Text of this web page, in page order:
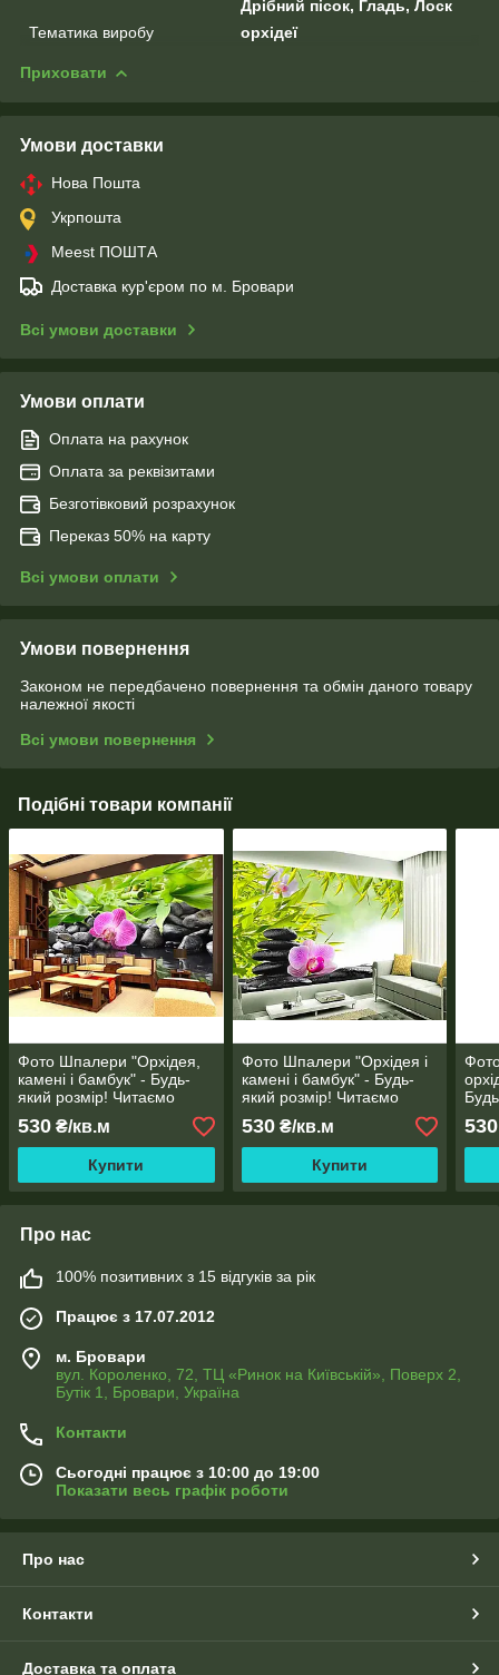
Дрібний пісок, Гладь, Лоск
Тематика виробу
орхідеї
Приховати
Умови доставки
Нова Пошта
Укрпошта
Meest ПОШТА
Доставка кур'єром по м. Бровари
Всі умови доставки
Умови оплати
Оплата на рахунок
Оплата за реквізитами
Безготівковий розрахунок
Переказ 50% на карту
Всі умови оплати
Умови повернення
Законом не передбачено повернення та обмін даного товару
належної якості
Всі умови повернення
Подібні товари компанії
Фото Шпалери "Орхідея,
камені і бамбук" - Будь-
який розмір! Читаємо
опис!
530 ₴/кв.м
Купити
Фото Шпалери "Орхідея і
камені і бамбук" - Будь-
який розмір! Читаємо
опис!
530₴/кв.м
Купити
530
Про нас
100% позитивних з 15 відгуків за рік
Працює з 17.07.2012
м. Бровари
вул. Короленко, 72, ТЦ «Ринок на Київській», Поверх 2,
Бутік 1, Бровари, Україна
Контакти
Сьогодні працює з 10:00 до 19:00
Показати весь графік роботи
Про нас
Контакти
Доставка та оплата